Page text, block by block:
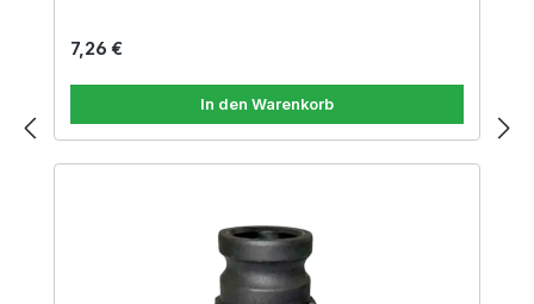
Regulärer Preis:
7,26 €
In den Warenkorb